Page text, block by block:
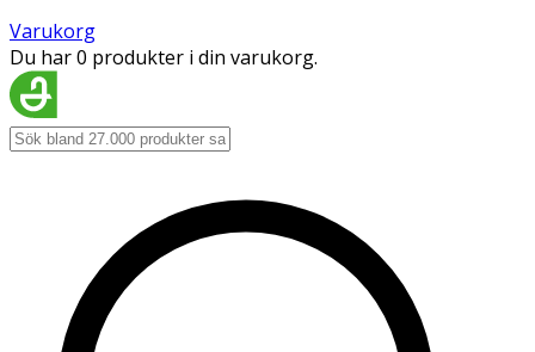
Varukorg
Du har 0 produkter i din varukorg.